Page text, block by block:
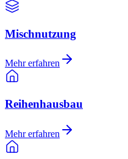
Mischnutzung
Mehr erfahren
Reihenhausbau
Mehr erfahren